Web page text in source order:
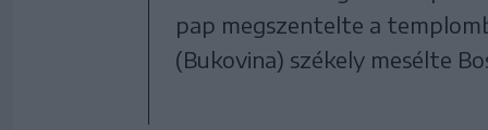
pap megszentelte a
(Bukovina) székely mesélte